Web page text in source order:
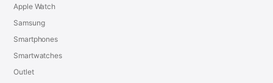
Apple Watch
Samsung
Smartphones
Smartwatches
Outlet